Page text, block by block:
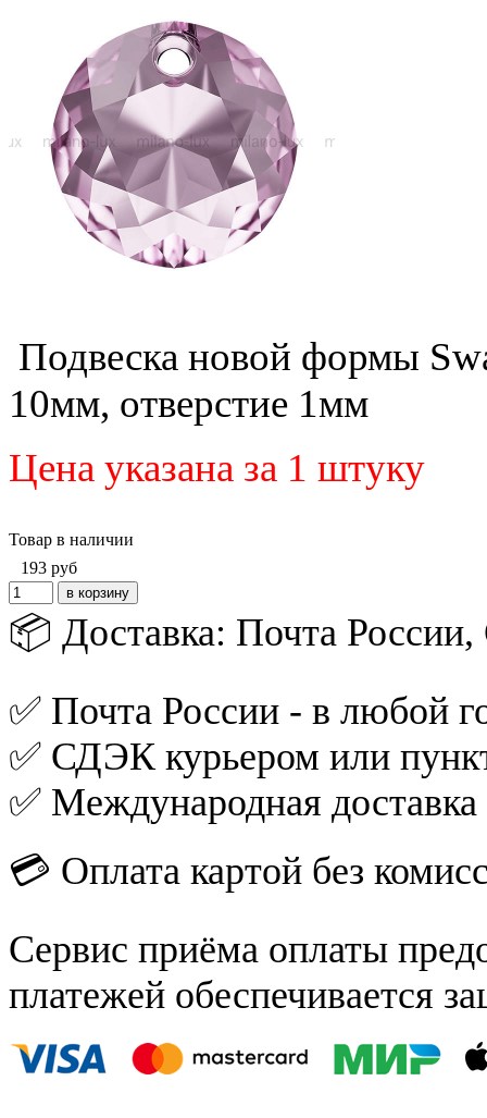
Подвеска новой формы
10мм, отверстие 1мм
Цена указана за 1 штуку
Товар в наличии
193 руб
📦 Доставка: Почта
✅ Почта России - в любой
✅ СДЭК курьером или
✅ Международная
💳 Оплата картой без
Сервис приёма оплаты
платежей обеспечивается